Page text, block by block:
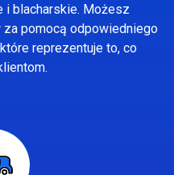
i blacharskie. Możesz
pomocą odpowiedniego
reprezentuje to, co